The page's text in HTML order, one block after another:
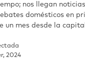
nos llegan
domésticos en
un mes desde la
2024